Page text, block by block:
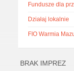
Fundusze dla
Działaj lokalnie
FIO Warmia
BRAK IMPREZ